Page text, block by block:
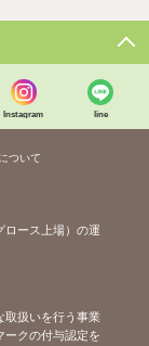
Instagram line
ついて
ロース上場）の運
取扱いを行う事業
ークの付与認定を